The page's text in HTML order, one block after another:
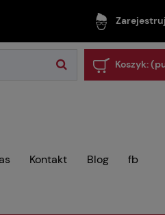
Koszyk:
Kontakt Blog fb